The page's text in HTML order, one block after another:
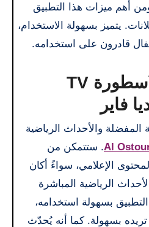
أهم ميزات هذا التطبيق
يتميز بسهولة الاستخدام،
قادرون على استخدامه.
تحميل برنامج الاسطورة TV
فاير
المفضلة والأحداث الرياضية
. ستتمكن من
الإعلامي، سواءً أكان
الرياضية المباشرة
التطبيق بسهولة استخدامه،
بسهولة. كما أنه يُحدّث